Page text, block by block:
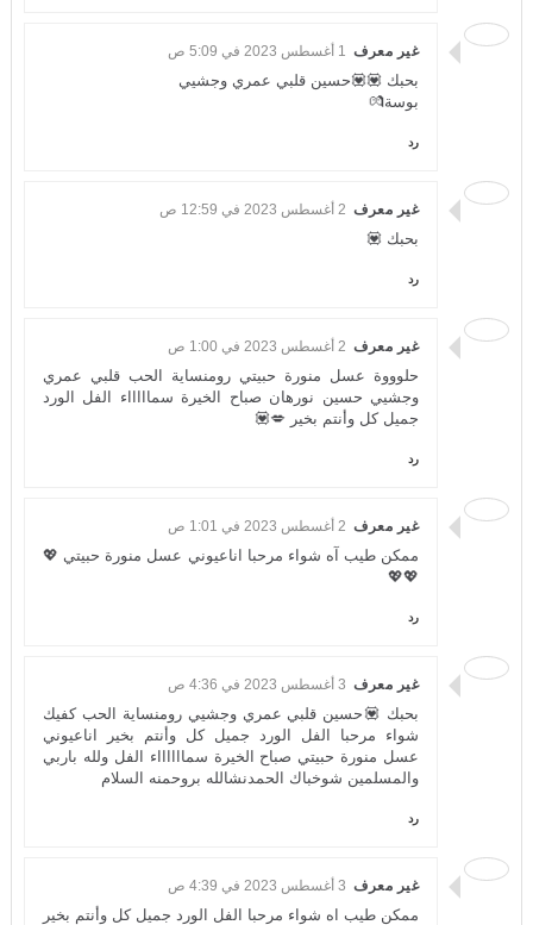
غير معرف 1 أغسطس 2023 في 5:09 ص
بحبك 💟💟حسين قلبي عمري وجشيي
بوسة💏
رد
غير معرف 2 أغسطس 2023 في 12:59 ص
بحبك 💟
رد
غير معرف 2 أغسطس 2023 في 1:00 ص
حلوووة عسل منورة حبيتي رومنساية الحب قلبي عمري
وجشيي حسين نورهان صباح الخيرة سماااااء الفل الورد
جميل كل وأنتم بخير 💋💟
رد
غير معرف 2 أغسطس 2023 في 1:01 ص
ممكن طيب آه شواء مرحبا اناعيوني عسل منورة حبيتي 💖
💖💖
رد
غير معرف 3 أغسطس 2023 في 4:36 ص
بحبك 💟حسين قلبي عمري وجشيي رومنساية الحب كفيك
شواء مرحبا الفل الورد جميل كل وأنتم بخير اناعيوني
عسل منورة حبيتي صباح الخيرة سمااااااء الفل ولله باربي
والمسلمين شوخباك الحمدنشالله بروحمنه السلام
رد
غير معرف 3 أغسطس 2023 في 4:39 ص
ممكن طيب اه شواء مرحبا الفل الورد جميل كل وأنتم بخير